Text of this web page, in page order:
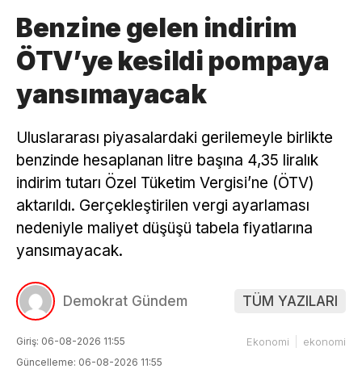
Benzine gelen indirim
ÖTV’ye kesildi pompaya
yansımayacak
Uluslararası piyasalardaki gerilemeyle birlikte
benzinde hesaplanan litre başına 4,35 liralık
indirim tutarı Özel Tüketim Vergisi’ne (ÖTV)
aktarıldı. Gerçekleştirilen vergi ayarlaması
nedeniyle maliyet düşüşü tabela fiyatlarına
yansımayacak.
Demokrat Gündem TÜM YAZILARI
Giriş: 06-08-2026 11:55
Güncelleme: 06-08-2026 11:55
Ekonomi ekonomi